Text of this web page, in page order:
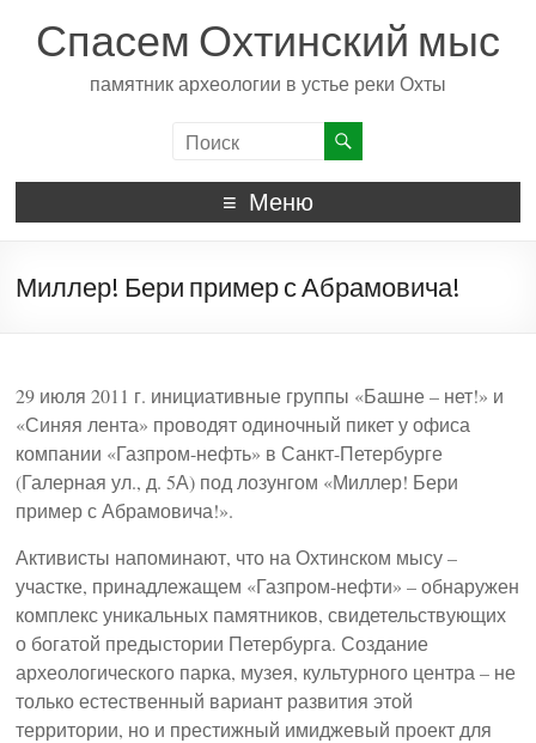
Спасем Охтинский мыс
памятник археологии в устье реки Охты
Меню
Миллер! Бери пример с Абрамовича!
29 июля 2011 г. инициативные группы «Башне – нет!» и
«Синяя лента» проводят одиночный пикет у офиса
компании «Газпром-нефть» в Санкт-Петербурге
(Галерная ул., д. 5А) под лозунгом «Миллер! Бери
пример с Абрамовича!».
Активисты напоминают, что на Охтинском мысу –
участке, принадлежащем «Газпром-нефти» – обнаружен
комплекс уникальных памятников, свидетельствующих
о богатой предыстории Петербурга. Создание
археологического парка, музея, культурного центра – не
только естественный вариант развития этой
территории, но и престижный имиджевый проект для